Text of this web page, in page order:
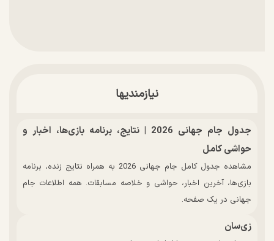
نیازمندیها
جدول جام جهانی 2026 | نتایج، برنامه بازی‌ها، اخبار و
حواشی کامل
مشاهده جدول کامل جام جهانی 2026 به همراه نتایج زنده، برنامه
بازی‌ها، آخرین اخبار، حواشی و خلاصه مسابقات. همه اطلاعات جام
جهانی در یک صفحه.
زی‌سان